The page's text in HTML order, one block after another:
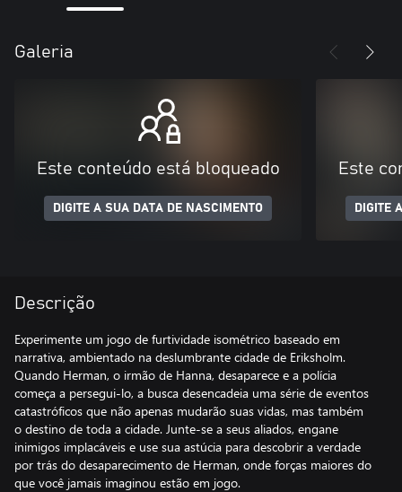
Galeria
Este conteúdo está bloqueado
DIGITE A SUA DATA DE NASCIMENTO
Este
DIGITE
Descrição
Experimente um jogo de furtividade isométrico baseado em
narrativa, ambientado na deslumbrante cidade de Eriksholm.
Quando Herman, o irmão de Hanna, desaparece e a polícia
começa a persegui-lo, a busca desencadeia uma série de eventos
catastróficos que não apenas mudarão suas vidas, mas também
o destino de toda a cidade. Junte-se a seus aliados, engane
inimigos implacáveis e use sua astúcia para descobrir a verdade
por trás do desaparecimento de Herman, onde forças maiores do
que você jamais imaginou estão em jogo.